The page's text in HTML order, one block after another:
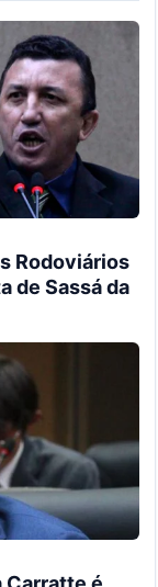
Rodoviários
de Sassá da